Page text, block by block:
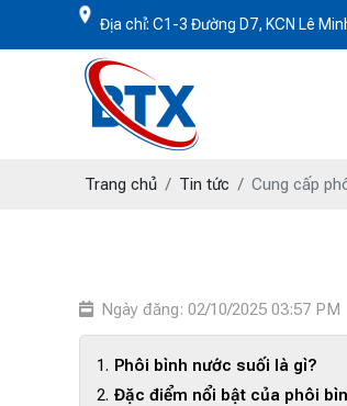
Địa chỉ: C1-3 Đường D7, KCN Lê
Trang chủ Tin tức Cung cấp
Ngày đăng: 02/10/2025 03:57 PM
Phôi bình nước suối là gì?
Đặc điểm nổi bật của phôi